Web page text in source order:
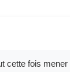
cette fois